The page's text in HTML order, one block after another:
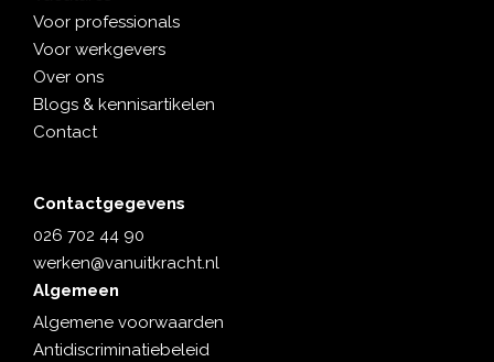
Voor professionals
Voor werkgevers
Over ons
Blogs & kennisartikelen
Contact
Contactgegevens
026 702 44 90
werken@vanuitkracht.nl
Algemeen
Algemene voorwaarden
Antidiscriminatiebeleid